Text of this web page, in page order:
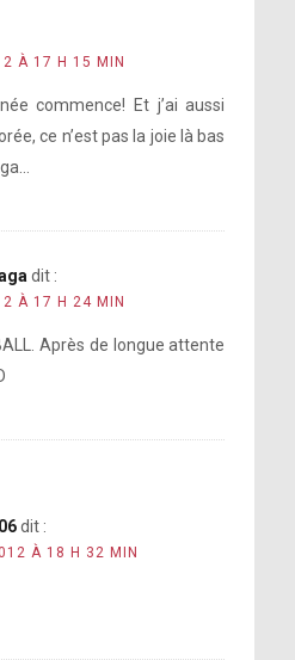
À 17 H 15 MIN
commence! Et j’ai aussi
ce n’est pas la joie là bas
dit :
À 17 H 24 MIN
Après de longue attente
dit :
À 18 H 32 MIN